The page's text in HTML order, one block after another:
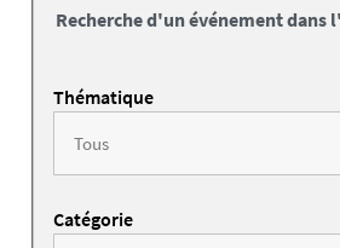
Recherche d'un événement dans
Thématique
Catégorie